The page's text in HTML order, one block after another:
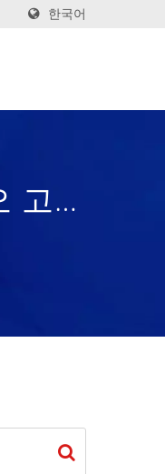
한국어
고